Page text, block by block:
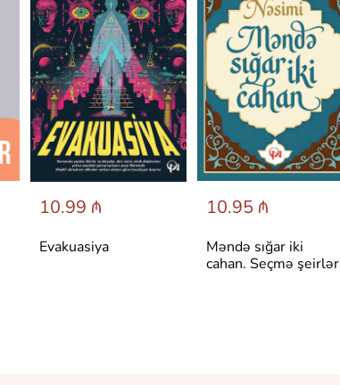
10.99 ₼
Evakuasiya
10.95 ₼
Məndə sığar iki
cahan. Seçmə şeirlər